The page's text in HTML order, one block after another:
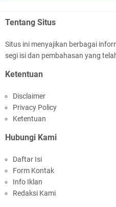
Payung Hukum Terbaru:
yang Terbit
(Video) Pelepasan Siswa
Tentang Situs
Situs ini menyajikan berbagai
segi isi dan pembahasan yang
Ketentuan
Disclaimer
Privacy Policy
Ketentuan
Hubungi Kami
Daftar Isi
Form Kontak
Info Iklan
Redaksi Kami